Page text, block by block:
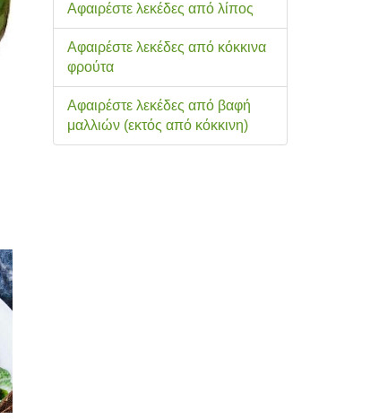
Αφαιρέστε λεκέδες από λίπος
Αφαιρέστε λεκέδες από κόκκινα
φρούτα
Αφαιρέστε λεκέδες από βαφή
μαλλιών (εκτός από κόκκινη)